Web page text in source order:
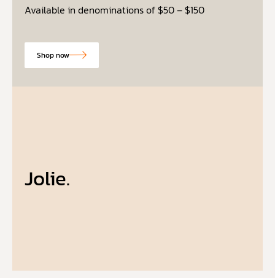
Available in denominations of $50 – $150
Shop now
Jolie.